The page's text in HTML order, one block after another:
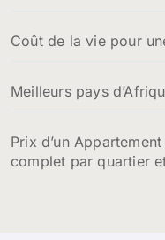
Coût de la vie pour
Meilleurs pays
Prix d’un
complet par quartier